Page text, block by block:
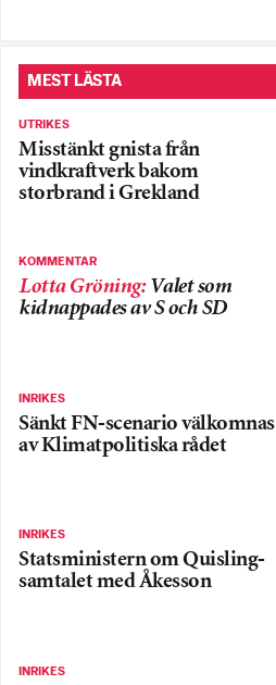
MEST LÄSTA
UTRIKES
Misstänkt gnista från
vindkraftverk bakom
storbrand i Grekland
KOMMENTAR
Lotta Gröning: Valet som
kidnappades av S och SD
INRIKES
Sänkt FN-scenario välkomnas
av Klimatpolitiska rådet
INRIKES
Statsministern om Quisling-
samtalet med Åkesson
INRIKES